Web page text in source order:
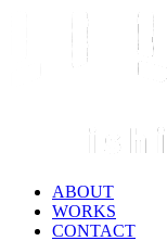
ABOUT
WORKS
CONTACT